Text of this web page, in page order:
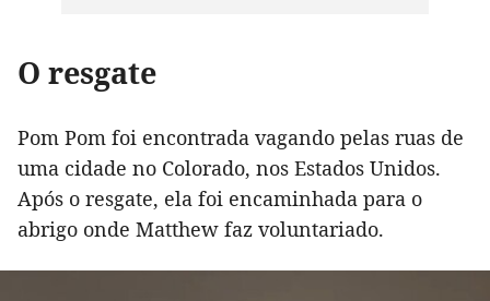
O resgate
Pom Pom foi encontrada vagando pelas ruas de
uma cidade no Colorado, nos Estados Unidos.
Após o resgate, ela foi encaminhada para o
abrigo onde Matthew faz voluntariado.